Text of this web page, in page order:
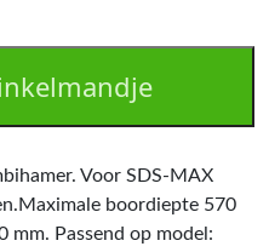
Voor SDS-MAX
boordiepte 570
mm. Passend op model: